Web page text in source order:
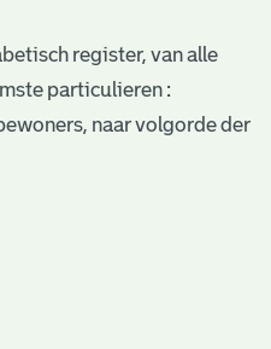
register, van alle
particulieren :
naar volgorde der